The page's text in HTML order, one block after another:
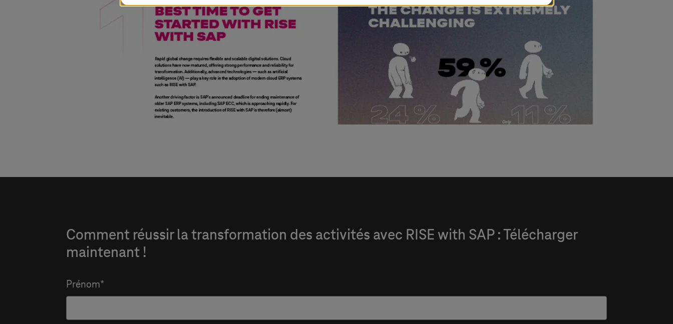
Comment réussir la transformation des activités avec RISE with SAP : Télécharger
maintenant !
Prénom